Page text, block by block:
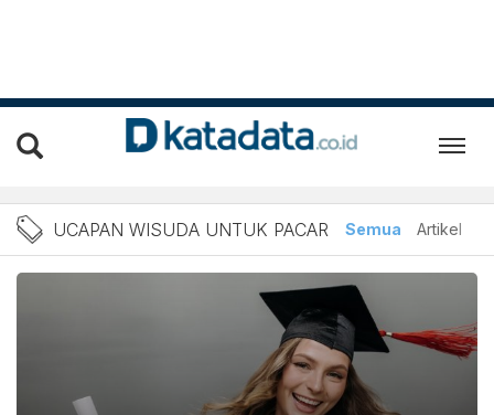
Berita Ucapan Wisuda
UCAPAN WISUDA UNTUK PACAR Semua Artikel